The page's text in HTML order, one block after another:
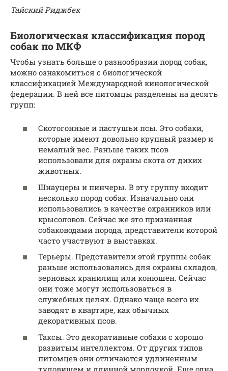
Тайский Риджбек
Биологическая классификация пород
собак по МКФ
Чтобы узнать больше о разнообразии пород собак,
можно ознакомиться с биологической
классификацией Международной кинологической
федерации. В ней все питомцы разделены на десять
групп:
Скотогонные и пастушьи псы. Это собаки,
которые имеют довольно крупный размер и
немалый вес. Раньше таких псов
использовали для охраны скота от диких
животных.
Шнауцеры и пинчеры. В эту группу входит
несколько пород собак. Изначально они
использовались в качестве охранников или
крысоловов. Сейчас же это признанная
собаководами порода, представители которой
часто участвуют в выставках.
Терьеры. Представители этой группы собак
раньше использовались для охраны складов,
зерновых хранилищ или конюшен. Сейчас
они тоже могут использоваться в
служебных целях. Однако чаще всего их
заводят в квартире, как обычных
декоративных псов.
Таксы. Это декоративные собаки с хорошо
развитым интеллектом. От других типов
питомцев они отличаются удлиненным
туловищем и длинной мордочкой. Еще одна